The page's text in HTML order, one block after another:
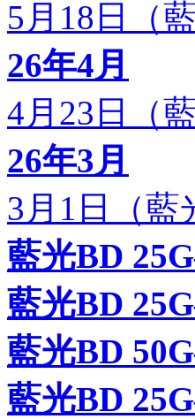
5月18日（
26年4月
4月23日（
26年3月
3月1日（藍
藍光BD
藍光BD
藍光BD
藍光BD